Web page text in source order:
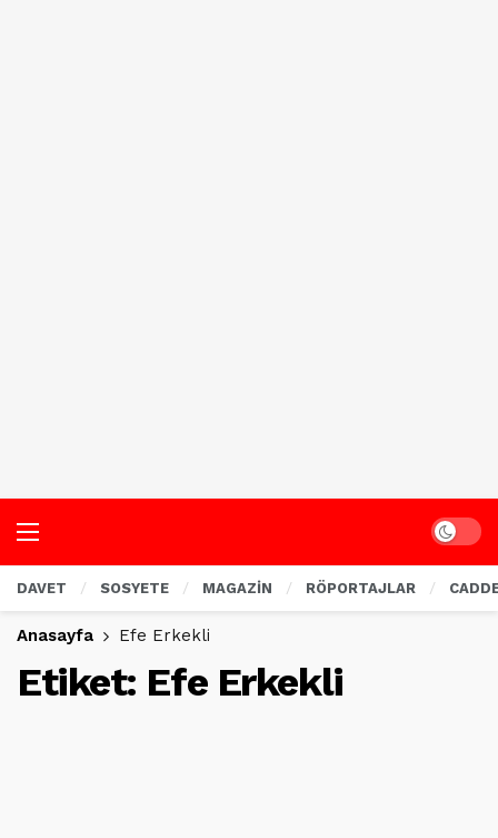
Dark
DAVET SOSYETE MAGAZİN RÖPORTAJLAR
Anasayfa Efe Erkekli
Etiket: Efe Erkekli